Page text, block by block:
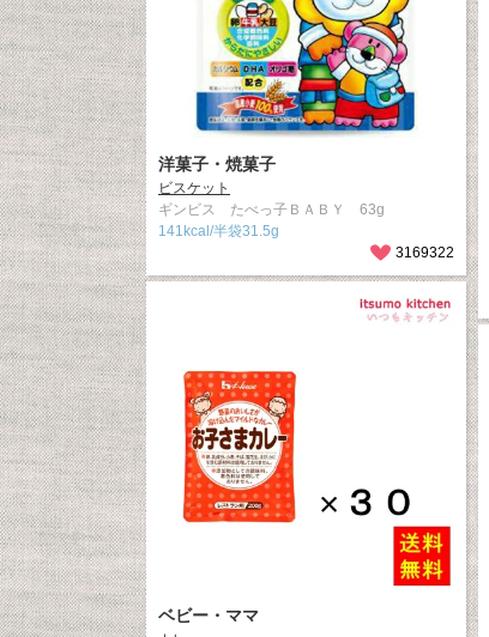
洋菓子・焼菓子
ビスケット
ギンビス たべっ子ＢＡＢＹ 63g
141kcal/半袋31.5g
3169322
ベビー・ママ